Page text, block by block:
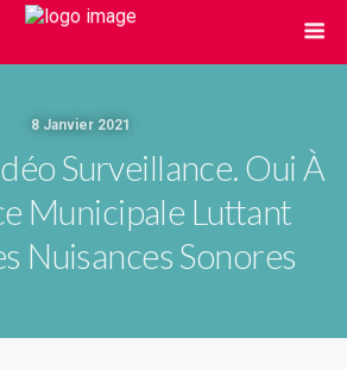
8 Janvier 2021
Surveillance. Oui À
Municipale Luttant
Nuisances Sonores